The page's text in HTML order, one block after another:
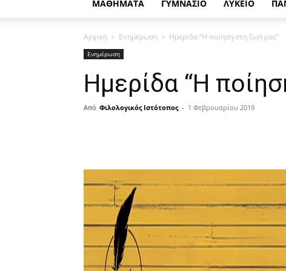
ΜΑΘΗΜΑΤΑ ΓΥΜΝΑΣΙΟ ΛΥΚΕΙΟ
Αρχική Ενημέρωση Ημερίδα “Η ποίηση στη ζωή μας”
Ενημέρωση
Ημερίδα “Η
Από Φιλολογικός Ιστότοπος - 1 Φεβρουαρίου 2019